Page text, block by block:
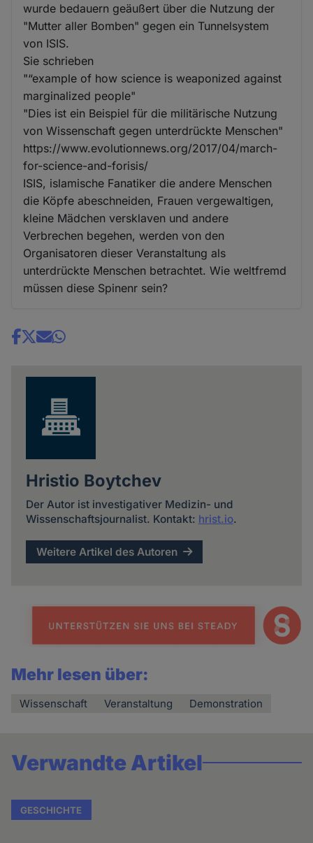
wurde bedauern geäußert über die Nutzung der
"Mutter aller Bomben" gegen ein Tunnelsystem
von ISIS.
Sie schrieben
"“example of how science is weaponized against
marginalized people"
"Dies ist ein Beispiel für die militärische Nutzung
von Wissenschaft gegen unterdrückte Menschen"
https://www.evolutionnews.org/2017/04/march-
for-science-and-forisis/
ISIS, islamische Fanatiker die andere Menschen
die Köpfe abeschneiden, Frauen vergewaltigen,
kleine Mädchen versklaven und andere
Verbrechen begehen, werden von den
Organisatoren dieser Veranstaltung als
unterdrückte Menschen betrachtet. Wie weltfremd
müssen diese Spinenr sein?
Share
Hristio Boytchev
Der Autor ist investigativer Medizin- und
Wissenschaftsjournalist. Kontakt: hrist.io.
Weitere Artikel des Autoren
Mehr lesen über:
Wissenschaft Veranstaltung Demonstration
Verwandte Artikel
GESCHICHTE